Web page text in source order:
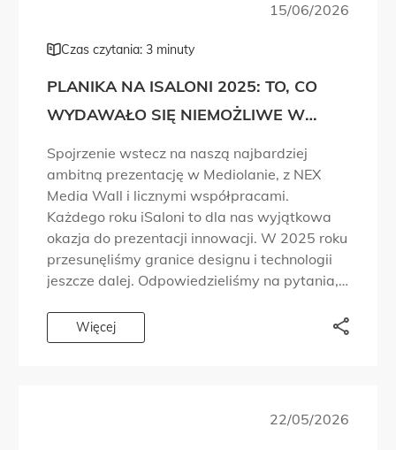
15/06/2026
Czas czytania: 3 minuty
PLANIKA NA ISALONI 2025: TO, CO
WYDAWAŁO SIĘ NIEMOŻLIWE W
STAŁO SIĘ RZECZYWISTOŚCIĄ!
Spojrzenie wstecz na naszą najbardziej
ambitną prezentację w Mediolanie, z NEX
Media Wall i licznymi współpracami.
Każdego roku iSaloni to dla nas wyjątkowa
okazja do prezentacji innowacji. W 2025 roku
przesunęliśmy granice designu i technologii
jeszcze dalej. Odpowiedzieliśmy na pytania,
abyście mogli doświadczyć marki Planika z
różnych perspektyw. Dlatego […]
Więcej
22/05/2026